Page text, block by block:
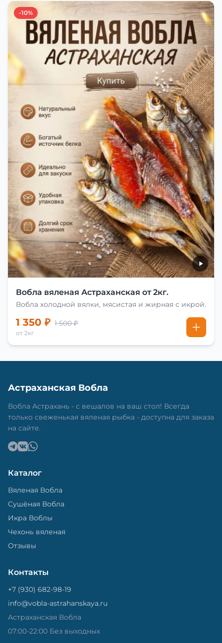
-10%
Вобла вяленая Астраханская от 2кг.
Вобла холодной вялки, мясистая и жирная с икрой.
1 350 ₽ 1 500 ₽
от 2кг
Астраханская Вобла
Вобла Астрахань - с вешалов на ваш стол! Всегда
только свеженькая вяленая рыбка - доступна для заказа
на сайте.
Каталог
Вяленая Вобла
Сушёная Вобла
Икра Воблы
Чехонь вяленая
Отзывы
Контакты
+7 (930) 682-98-19
info@vobla-astrahanskaya.ru
Астраханская Вобла
07:00-22:00 Без выходных